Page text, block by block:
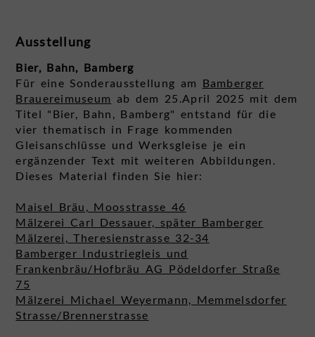
Ausstellung
Bier, Bahn, Bamberg
Für eine Sonderausstellung am Bamberger
Brauereimuseum ab dem 25.April 2025 mit dem
Titel "Bier, Bahn, Bamberg" entstand für die
vier thematisch in Frage kommenden
Gleisanschlüsse und Werksgleise je ein
ergänzender Text mit weiteren Abbildungen.
Dieses Material finden Sie hier:
Maisel Bräu, Moosstrasse 46
Mälzerei Carl Dessauer, später Bamberger
Mälzerei, Theresienstrasse 32-34
Bamberger Industriegleis und
Frankenbräu/Hofbräu AG Pödeldorfer Straße
75
Mälzerei Michael Weyermann, Memmelsdorfer
Strasse/Brennerstrasse